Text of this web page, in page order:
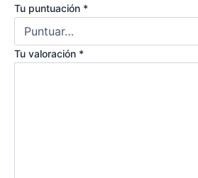
Tu puntuación *
Tu valoración *